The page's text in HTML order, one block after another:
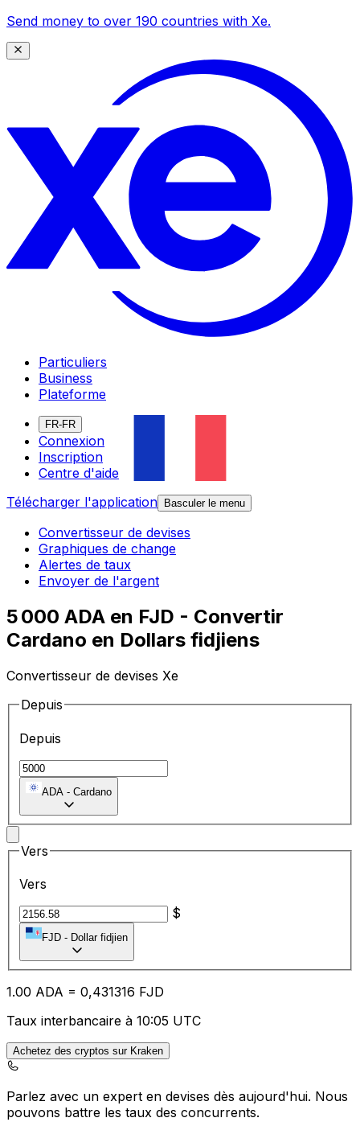
Send money to over 190 countries with Xe.
Particuliers
Business
Plateforme
FR-FR
Connexion
Inscription
Centre d'aide
Télécharger l'application
Basculer le menu
Convertisseur de devises
Graphiques de change
Alertes de taux
Envoyer de l'argent
5 000 ADA en FJD - Convertir
Cardano en Dollars fidjiens
Convertisseur de devises Xe
Depuis
Depuis
ADA - Cardano
Vers
Vers
$
FJD - Dollar fidjien
1.00 ADA = 0,431316 FJD
Taux interbancaire à 10:05 UTC
Achetez des cryptos sur Kraken
Parlez avec un expert en devises dès aujourd'hui. Nous
pouvons battre les taux des concurrents.